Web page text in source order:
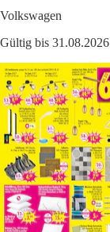
Volkswagen
Gültig bis 31.08.2026